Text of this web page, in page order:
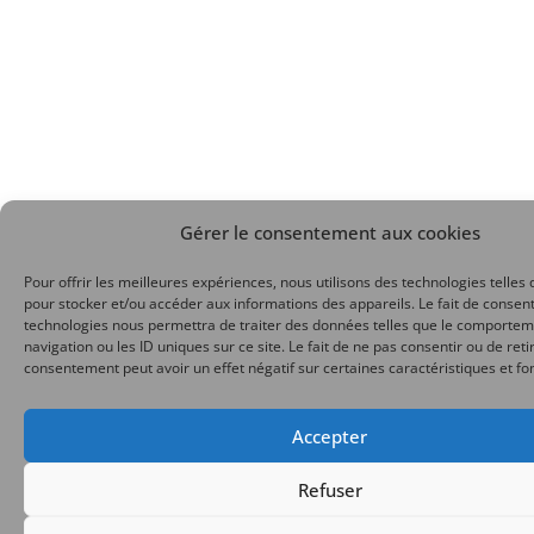
Gérer le consentement aux cookies
Pour offrir les meilleures expériences, nous utilisons des technologies telles
pour stocker et/ou accéder aux informations des appareils. Le fait de
technologies nous permettra de traiter des données telles que le
navigation ou les ID uniques sur ce site. Le fait de ne pas consentir ou de
consentement peut avoir un effet négatif sur certaines caractéristiques et
Accepter
Refuser